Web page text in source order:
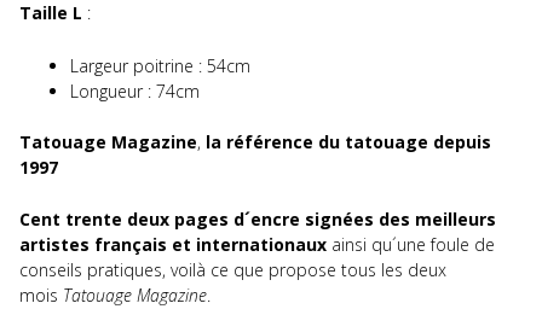
Taille L :
Largeur poitrine : 54cm
Longueur : 74cm
Tatouage Magazine, la référence du tatouage depuis
1997
Cent trente deux pages d´encre signées des meilleurs
artistes français et internationaux ainsi qu´une foule de
conseils pratiques, voilà ce que propose tous les deux
mois Tatouage Magazine.